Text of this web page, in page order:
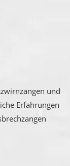
und
Erfahrungen